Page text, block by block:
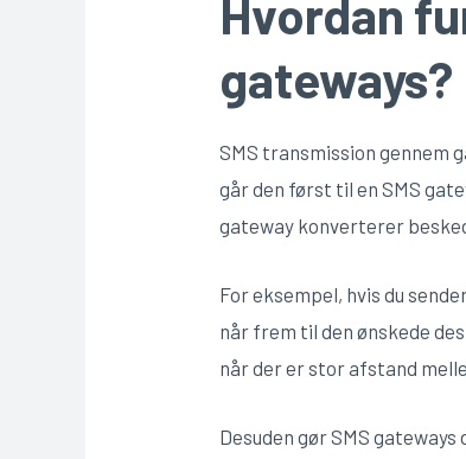
Hvordan
gateways?
SMS transmission gennem
går den først til en SMS
gateway konverterer
For eksempel, hvis du
når frem til den ønskede
når der er stor afstand
Desuden gør SMS